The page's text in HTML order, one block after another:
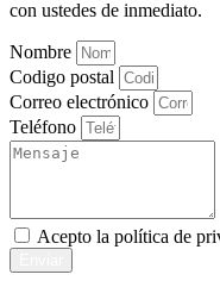
con ustedes de inmediato.
Nombre
Codigo postal
Correo electrónico
Teléfono
Acepto la política de